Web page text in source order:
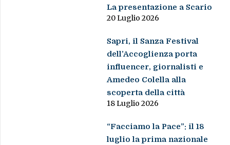
La presentazione a Scario
20 Luglio 2026
Sapri, il Sanza Festival
dell’Accoglienza porta
influencer, giornalisti e
Amedeo Colella alla
scoperta della città
18 Luglio 2026
“Facciamo la Pace”: il 18
luglio la prima nazionale